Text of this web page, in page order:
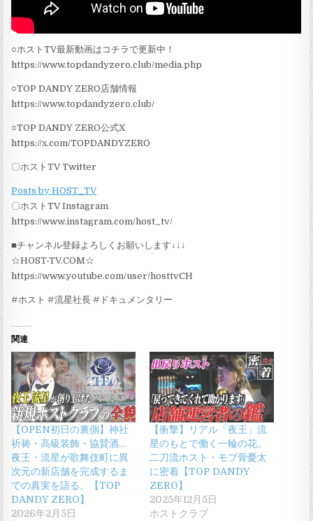
○ホストTV最新動画はコチラで更新中！
https://www.topdandyzero.club/media.php
○TOP DANDY ZERO店舗情報
https://www.topdandyzero.club/
○TOP DANDY ZERO公式X
https://x.com/TOPDANDYZERO
〇ホストTV Twitter
Posts by HOST_TV
〇ホストTV Instagram
https://www.instagram.com/host_tv/
■チャンネル登録よろしくお願いします↓↓↓
☆HOST-TV.COM☆
https://www.youtube.com/user/hosttvCH
#ホスト #流星社長 #ドキュメンタリー
関連
【OPEN初日の裏側】神社
祈祷・高級装飾・協賛酒…
夜王・流星が歌舞伎町に異
次元の新店舗を完成するま
での真実を語る。【TOP
DANDY ZERO】
2026年2月5日
【衝撃】リアル「夜王」流
星のもとで働く一輪の花。
二刀流ホスト・モブ骨憂太
に密着【TOP DANDY
ZERO】
2025年12月5日
ホストクラブ